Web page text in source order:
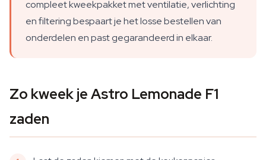
compleet kweekpakket met ventilatie, verlichting
en filtering bespaart je het losse bestellen van
onderdelen en past gegarandeerd in elkaar.
Zo kweek je Astro Lemonade F1
zaden